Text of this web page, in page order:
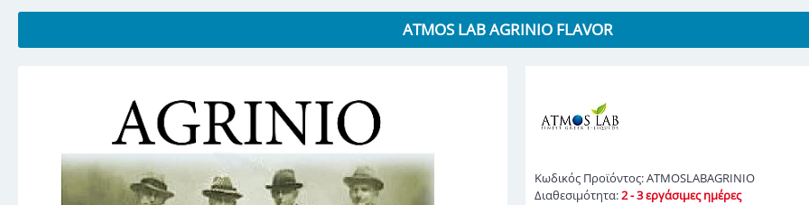
ATMOS LAB AGRINIO FLAVOR
Κωδικός Προϊόντος:ATMOSLABAGRINIO
Διαθεσιμότητα:2 - 3 εργάσιμες ημέρες